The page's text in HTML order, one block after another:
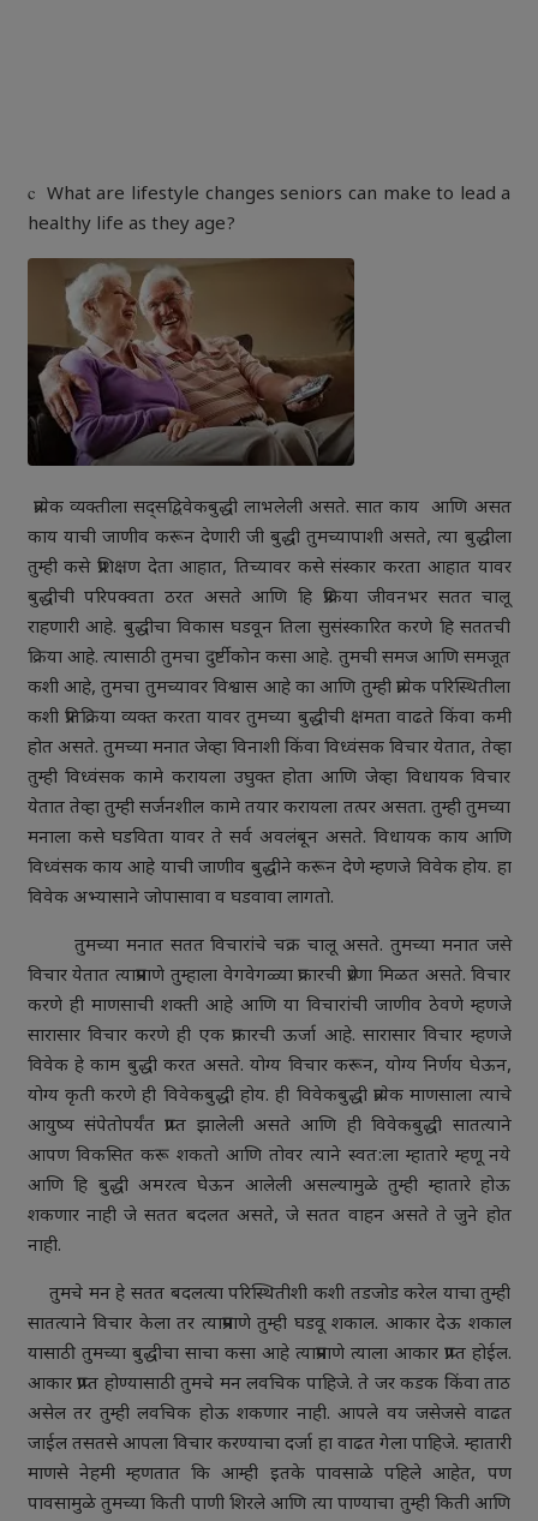
c What are lifestyle changes seniors can make to lead a
healthy life as they age?
प्रत्येक व्यक्तीला सद्सद्विवेकबुद्धी लाभलेली असते. सात काय आणि असत
काय याची जाणीव करून देणारी जी बुद्धी तुमच्यापाशी असते, त्या बुद्धीला
तुम्ही कसे प्रशिक्षण देता आहात, तिच्यावर कसे संस्कार करता आहात यावर
बुद्धीची परिपक्वता ठरत असते आणि हि प्रक्रिया जीवनभर सतत चालू
राहणारी आहे. बुद्धीचा विकास घडवून तिला सुसंस्कारित करणे हि सततची
क्रिया आहे. त्यासाठी तुमचा दुर्ष्टीकोन कसा आहे. तुमची समज आणि समजूत
कशी आहे, तुमचा तुमच्यावर विश्वास आहे का आणि तुम्ही प्रत्येक परिस्थितीला
कशी प्रतिक्रिया व्यक्त करता यावर तुमच्या बुद्धीची क्षमता वाढते किंवा कमी
होत असते. तुमच्या मनात जेव्हा विनाशी किंवा विध्वंसक विचार येतात, तेव्हा
तुम्ही विध्वंसक कामे करायला उघुक्त होता आणि जेव्हा विधायक विचार
येतात तेव्हा तुम्ही सर्जनशील कामे तयार करायला तत्पर असता. तुम्ही तुमच्या
मनाला कसे घडविता यावर ते सर्व अवलंबून असते. विधायक काय आणि
विध्वंसक काय आहे याची जाणीव बुद्धीने करून देणे म्हणजे विवेक होय. हा
विवेक अभ्यासाने जोपासावा व घडवावा लागतो.
तुमच्या मनात सतत विचारांचे चक्र चालू असते. तुमच्या मनात जसे
विचार येतात त्याप्रमाणे तुम्हाला वेगवेगळ्या प्रकारची प्रेरणा मिळत असते. विचार
करणे ही माणसाची शक्ती आहे आणि या विचारांची जाणीव ठेवणे म्हणजे
सारासार विचार करणे ही एक प्रकारची ऊर्जा आहे. सारासार विचार म्हणजे
विवेक हे काम बुद्धी करत असते. योग्य विचार करून, योग्य निर्णय घेऊन,
योग्य कृती करणे ही विवेकबुद्धी होय. ही विवेकबुद्धी प्रत्येक माणसाला त्याचे
आयुष्य संपेतोपर्यंत प्राप्त झालेली असते आणि ही विवेकबुद्धी सातत्याने
आपण विकसित करू शकतो आणि तोवर त्याने स्वत:ला म्हातारे म्हणू नये
आणि हि बुद्धी अमरत्व घेऊन आलेली असल्यामुळे तुम्ही म्हातारे होऊ
शकणार नाही जे सतत बदलत असते, जे सतत वाहन असते ते जुने होत
नाही.
तुमचे मन हे सतत बदलत्या परिस्थितीशी कशी तडजोड करेल याचा तुम्ही
सातत्याने विचार केला तर त्याप्रमाणे तुम्ही घडवू शकाल. आकार देऊ शकाल
यासाठी तुमच्या बुद्धीचा साचा कसा आहे त्याप्रमाणे त्याला आकार प्राप्त होईल.
आकार प्राप्त होण्यासाठी तुमचे मन लवचिक पाहिजे. ते जर कडक किंवा ताठ
असेल तर तुम्ही लवचिक होऊ शकणार नाही. आपले वय जसेजसे वाढत
जाईल तसतसे आपला विचार करण्याचा दर्जा हा वाढत गेला पाहिजे. म्हातारी
माणसे नेहमी म्हणतात कि आम्ही इतके पावसाळे पहिले आहेत, पण
पावसामुळे तुमच्या किती पाणी शिरले आणि त्या पाण्याचा तुम्ही किती आणि